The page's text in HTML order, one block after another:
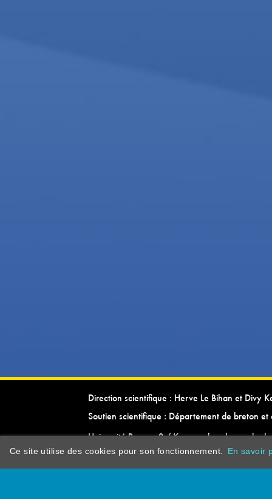
Direction scientifique : Herve Le Bihan et Divy
Soutien scientifique : Département de breton et
Université Rennes 2 / Kevrenn brezhoneg ha
Ce site utilise des cookies pour son fonctionnement. En savoir